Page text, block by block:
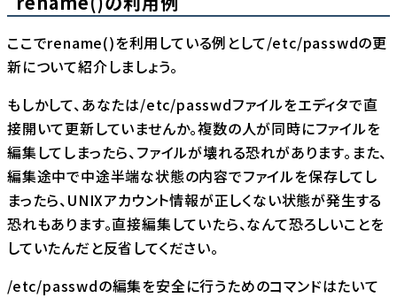
ここでrename()を利用している例として/etc/passwdの更
新について紹介しましょう。
もしかして、あなたは/etc/passwdファイルをエディタで直
接開いて更新していませんか。複数の人が同時にファイルを
編集してしまったら、ファイルが壊れる恐れがあります。また、
編集途中で中途半端な状態の内容でファイルを保存してし
まったら、UNIXアカウント情報が正しくない状態が発生する
恐れもあります。直接編集していたら、なんて恐ろしいことを
していたんだと反省してください。
/etc/passwdの編集を安全に行うためのコマンドはたいて